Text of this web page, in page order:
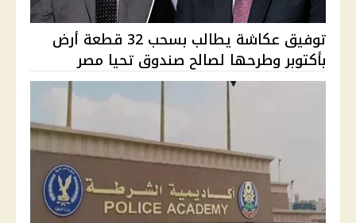
توفيق عكاشة يطالب بسحب 32 قطعة أرض
بأكتوبر وطرحها لصالح صندوق تحيا مصر